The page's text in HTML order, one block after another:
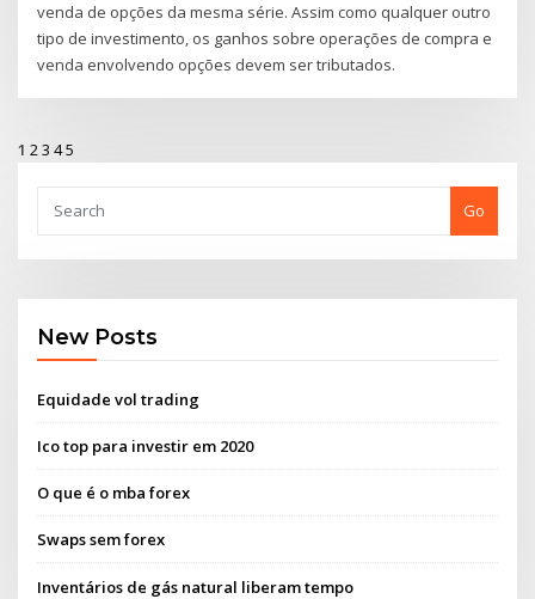
venda de opções da mesma série. Assim como qualquer outro
tipo de investimento, os ganhos sobre operações de compra e
venda envolvendo opções devem ser tributados.
1 23 45
Go
New Posts
Equidade vol trading
Ico top para investir em 2020
O que é o mba forex
Swaps sem forex
Inventários de gás natural liberam tempo